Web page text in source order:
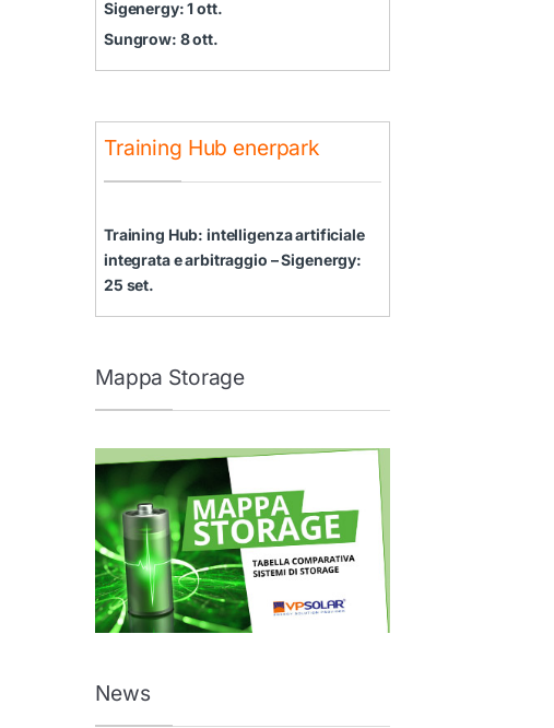
Sigenergy: 1 ott.
Sungrow: 8 ott.
Training Hub enerpark
Training Hub: intelligenza artificiale
integrata e arbitraggio – Sigenergy:
25 set.
Mappa Storage
News